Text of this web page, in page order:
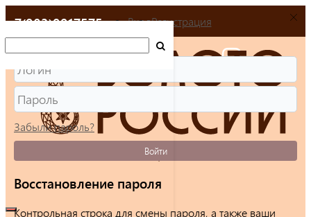
+7(903)9917575 ВходРегистрация
Забыли пароль?
Войти
Восстановление пароля
Контрольная строка для смены пароля, а также ваши